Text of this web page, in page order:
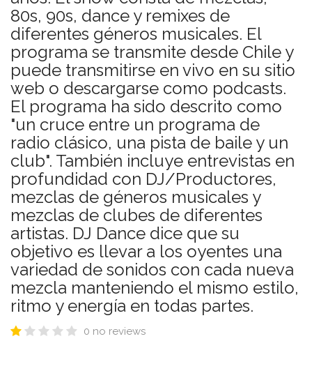
80s, 90s, dance y remixes de
diferentes géneros musicales. El
programa se transmite desde Chile y
puede transmitirse en vivo en su sitio
web o descargarse como podcasts.
El programa ha sido descrito como
"un cruce entre un programa de
radio clásico, una pista de baile y un
club". También incluye entrevistas en
profundidad con DJ/Productores,
mezclas de géneros musicales y
mezclas de clubes de diferentes
artistas. DJ Dance dice que su
objetivo es llevar a los oyentes una
variedad de sonidos con cada nueva
mezcla manteniendo el mismo estilo,
ritmo y energía en todas partes.
0 no reviews